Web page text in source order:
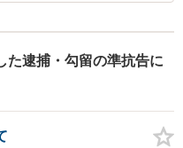
た逮捕・勾留の準抗告に